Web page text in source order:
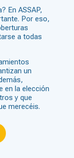
En ASSAP,
Por eso,
a todas
un
en la elección
y que
merecéis.